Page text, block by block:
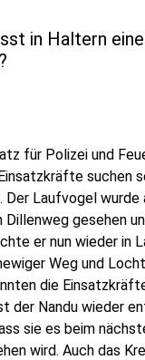
in Haltern
für Polizei und
suchen
Der Laufvogel wurde
Dillenweg gesehen
er nun wieder in
Weg und
die
der Nandu wieder
sie es beim
wird. Auch das